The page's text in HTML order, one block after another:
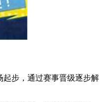
起步，通过赛事晋级逐步解